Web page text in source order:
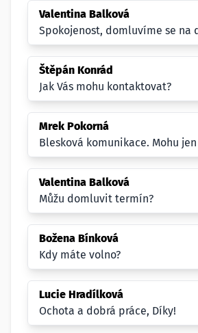
Valentina Balková
Spokojenost, domluvíme se na
Štěpán Konrád
Jak Vás mohu kontaktovat?
Mrek Pokorná
Blesková komunikace. Mohu
Valentina Balková
Můžu domluvit termín?
Božena Bínková
Kdy máte volno?
Lucie Hradílková
Ochota a dobrá práce, Díky!